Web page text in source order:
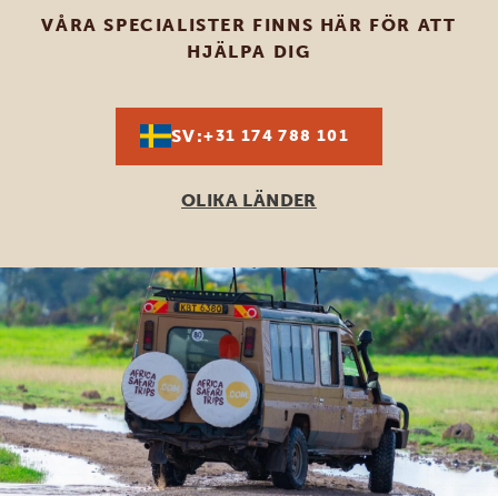
VÅRA SPECIALISTER FINNS HÄR FÖR ATT
HJÄLPA DIG
SV:+31 174 788 101
OLIKA LÄNDER